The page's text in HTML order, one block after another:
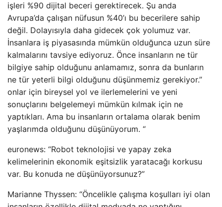
işleri %90 dijital beceri gerektirecek. Şu anda
Avrupa’da çalışan nüfusun %40’ı bu becerilere sahip
değil. Dolayısıyla daha gidecek çok yolumuz var.
İnsanlara iş piyasasında mümkün olduğunca uzun süre
kalmalarını tavsiye ediyoruz. Önce insanların ne tür
bilgiye sahip olduğunu anlamamız, sonra da bunların
ne tür yeterli bilgi olduğunu düşünmemiz gerekiyor.”
onlar için bireysel yol ve ilerlemelerini ve yeni
sonuçlarını belgelemeyi mümkün kılmak için ne
yaptıkları. Ama bu insanların ortalama olarak benim
yaşlarımda olduğunu düşünüyorum. “
euronews: “Robot teknolojisi ve yapay zeka
kelimelerinin ekonomik eşitsizlik yaratacağı korkusu
var. Bu konuda ne düşünüyorsunuz?”
Marianne Thyssen: “Öncelikle çalışma koşulları iyi olan